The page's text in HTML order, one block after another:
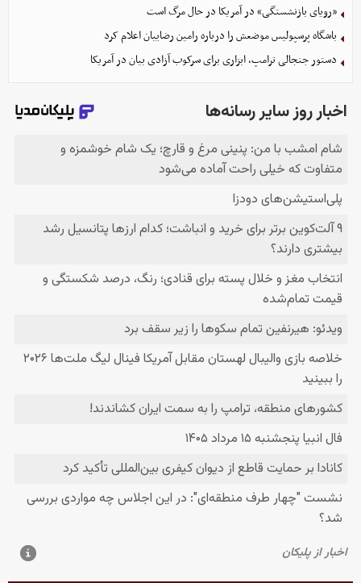
«رویای بازنشستگی» در آمریکا در حال مرگ است
باشگاه پرسپولیس موضعش را درباره رامین رضاییان اعلام کرد
دستور جنجالی ترامپ، ابزاری برای سرکوب آزادی بیان در آمریکا